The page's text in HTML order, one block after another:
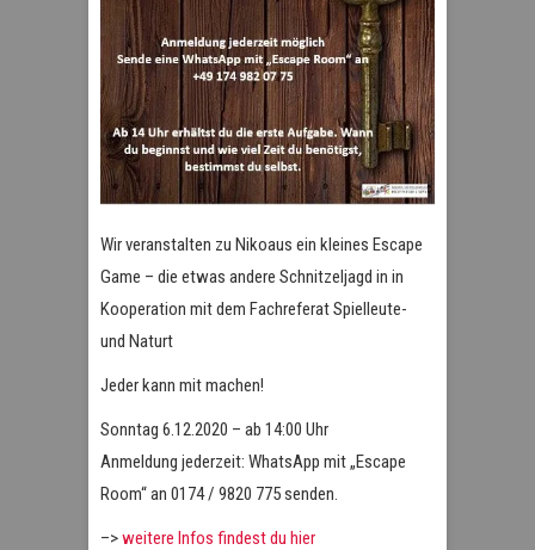
Wir veranstalten zu Nikoaus ein kleines Escape
Game – die etwas andere Schnitzeljagd in in
Kooperation mit dem Fachreferat Spielleute-
und Naturt
Jeder kann mit machen!
Sonntag 6.12.2020 – ab 14:00 Uhr
Anmeldung jederzeit: WhatsApp mit „Escape
Room“ an 0174 / 9820 775 senden.
–>weitere Infos findest du hier